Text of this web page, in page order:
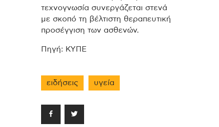
τεχνογνωσία συνεργάζεται στενά
με σκοπό τη βέλτιστη θεραπευτική
προσέγγιση των ασθενών.
Πηγή: ΚΥΠΕ
ειδήσεις υγεία